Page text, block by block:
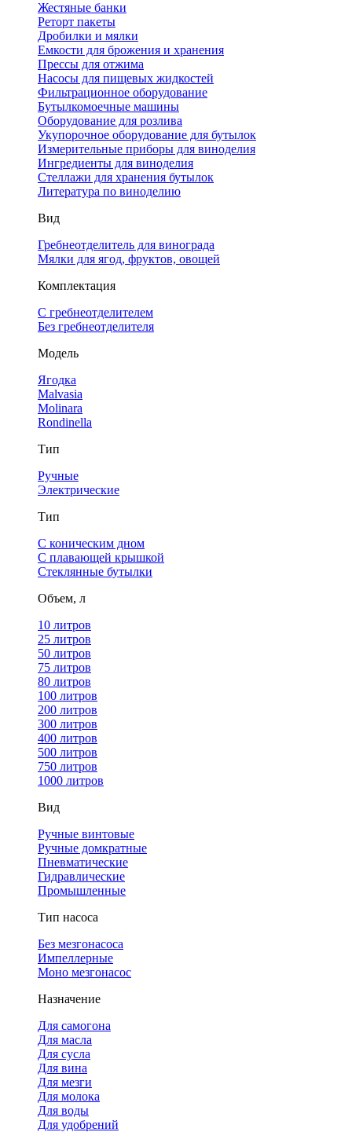
Жестяные банки
Реторт пакеты
Дробилки и мялки
Емкости для брожения и хранения
Прессы для отжима
Насосы для пищевых жидкостей
Фильтрационное оборудование
Бутылкомоечные машины
Оборудование для розлива
Укупорочное оборудование для бутылок
Измерительные приборы для виноделия
Ингредиенты для виноделия
Стеллажи для хранения бутылок
Литература по виноделию
Вид
Гребнеотделитель для винограда
Мялки для ягод, фруктов, овощей
Комплектация
С гребнеотделителем
Без гребнеотделителя
Модель
Ягодка
Malvasia
Molinara
Rondinella
Тип
Ручные
Электрические
Тип
С коническим дном
С плавающей крышкой
Стеклянные бутылки
Объем, л
10 литров
25 литров
50 литров
75 литров
80 литров
100 литров
200 литров
300 литров
400 литров
500 литров
750 литров
1000 литров
Вид
Ручные винтовые
Ручные домкратные
Пневматические
Гидравлические
Промышленные
Тип насоса
Без мезгонасоса
Импеллерные
Моно мезгонасос
Назначение
Для самогона
Для масла
Для сусла
Для вина
Для мезги
Для молока
Для воды
Для удобрений